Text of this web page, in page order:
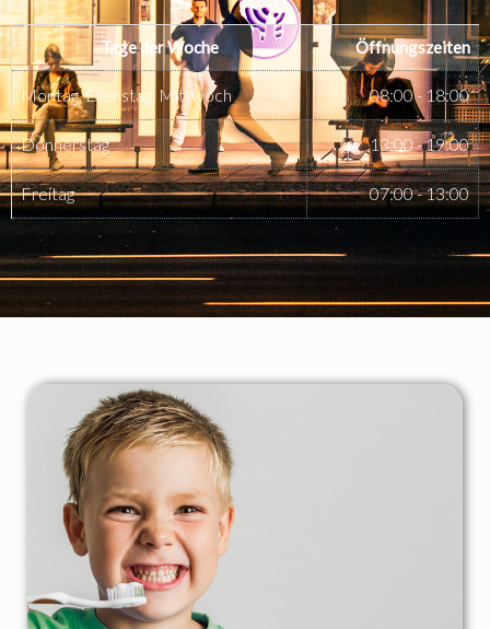
Tage der Woche Öffnungszeiten
Montag, Dienstag, Mittwoch 08:00 - 18:00
Donnerstag 13:00 - 19:00
Freitag 07:00 - 13:00